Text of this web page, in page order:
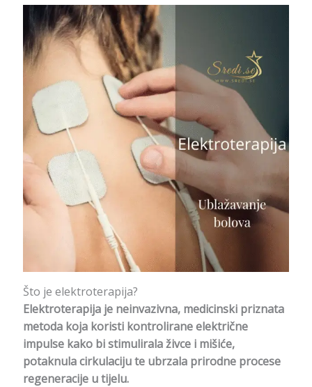
Što je elektroterapija?
Elektroterapija je neinvazivna, medicinski priznata
metoda koja koristi kontrolirane električne
impulse kako bi stimulirala živce i mišiće,
potaknula cirkulaciju te ubrzala prirodne procese
regeneracije u tijelu.